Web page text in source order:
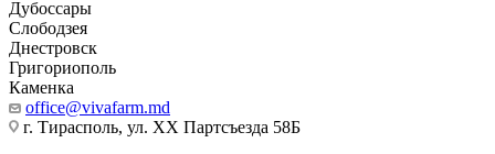
Дубоссары
Слободзея
Днестровск
Григориополь
Каменка
office@vivafarm.md
г. Тирасполь, ул. ХХ Партсъезда 58Б